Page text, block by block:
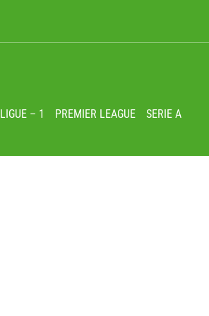
LIGUE – 1 PREMIER LEAGUE
SERIE A